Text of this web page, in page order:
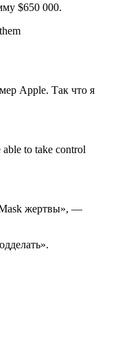
$650 000.
Apple. Так что я
to take control
жертвы», —